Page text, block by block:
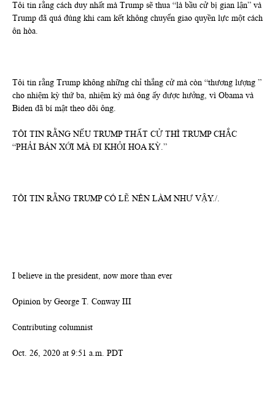
Tôi tin rằng cách duy nhất mà Trump sẽ thua “là bầu cử bị gian lận” và
Trump đã quá đúng khi cam kết không chuyển giao quyền lực một cách
ôn hòa.
Tôi tin rằng Trump không những chỉ thắng cử mà còn “thương lượng ”
cho nhiệm kỳ thứ ba, nhiệm kỳ mà ông ấy được hưởng, vì Obama và
Biden đã bí mật theo dõi ông.
TÔI TIN RẰNG NẾU TRUMP THẤT CỬ THÌ TRUMP CHẮC
“PHẢI BÁN XỚI MÀ ĐI KHỎI HOA KỲ.”
TÔI TIN RẰNG TRUMP CÓ LẼ NÊN LÀM NHƯ VẬY./.
I believe in the president, now more than ever
Opinion by George T. Conway III
Contributing columnist
Oct. 26, 2020 at 9:51 a.m. PDT